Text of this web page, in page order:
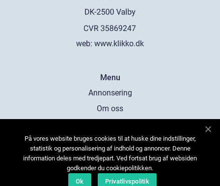
web: www.klikko.dk
Menu
Annonsering
Om oss
Kontakta oss
Sitemap
På vores website bruges cookies til at huske dine indstillinger,
statistik og personalisering af indhold og annoncer. Denne
information deles med tredjepart. Ved fortsat brug af websiden
godkender du cookiepolitikken.
Ok
Privatlivspolitik